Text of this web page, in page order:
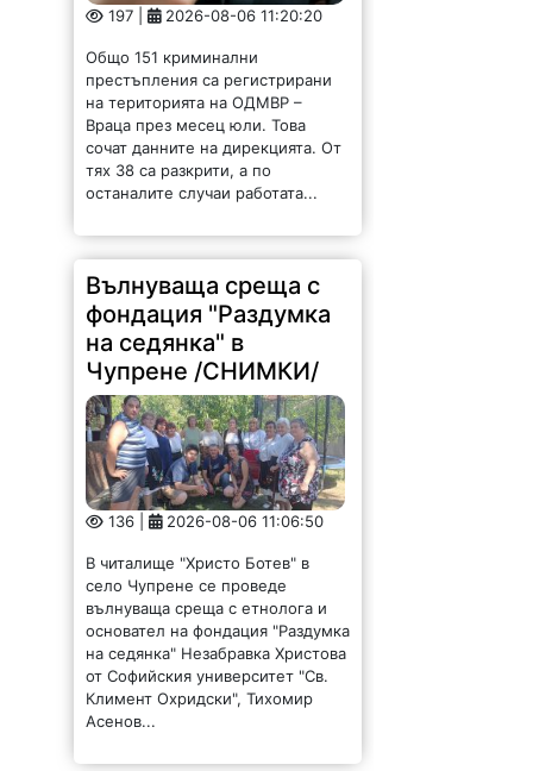
197 | 2026-08-06 11:20:20
Общо 151 криминални
престъпления са регистрирани
на територията на ОДМВР –
Враца през месец юли. Това
сочат данните на дирекцията. От
тях 38 са разкрити, а по
останалите случаи работата...
Вълнуваща среща с
фондация "Раздумка
на седянка" в
Чупрене /СНИМКИ/
136 | 2026-08-06 11:06:50
В читалище "Христо Ботев" в
село Чупрене се проведе
вълнуваща среща с етнолога и
основател на фондация "Раздумка
на седянка" Незабравка Христова
от Софийския университет "Св.
Климент Охридски", Тихомир
Асенов...